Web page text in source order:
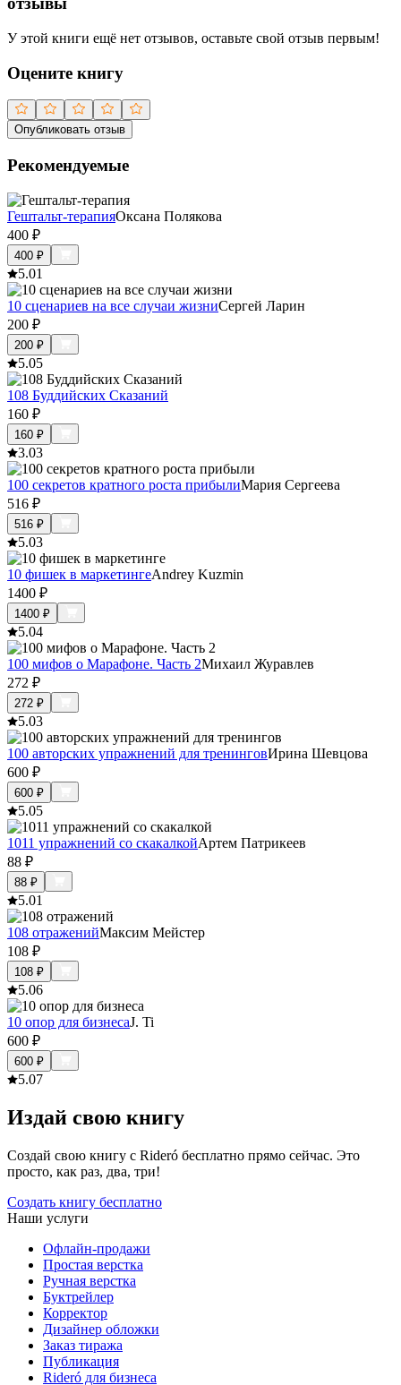
У этой книги ещё нет отзывов, оставьте свой отзыв первым!
Оцените книгу
Опубликовать отзыв
Рекомендуемые
Гештальт-терапияОксана Полякова
400 ₽
400 ₽
5.01
10 сценариев на все случаи жизниСергей Ларин
200 ₽
200 ₽
5.05
108 Буддийских Сказаний
160 ₽
160 ₽
3.03
100 секретов кратного роста прибылиМария Сергеева
516 ₽
516 ₽
5.03
10 фишек в маркетингеAndrey Kuzmin
1400 ₽
1400 ₽
5.04
100 мифов о Марафоне. Часть 2Михаил Журавлев
272 ₽
272 ₽
5.03
100 авторских упражнений для тренинговИрина Шевцова
600 ₽
600 ₽
5.05
1011 упражнений со скакалкойАртем Патрикеев
88 ₽
88 ₽
5.01
108 отраженийМаксим Мейстер
108 ₽
108 ₽
5.06
10 опор для бизнесаJ. Ti
600 ₽
600 ₽
5.07
Издай свою книгу
Создай свою книгу с Rideró бесплатно прямо сейчас. Это
просто, как раз, два, три!
Создать книгу бесплатно
Наши услуги
Офлайн-продажи
Простая верстка
Ручная верстка
Буктрейлер
Корректор
Дизайнер обложки
Заказ тиража
Публикация
Rideró для бизнеса